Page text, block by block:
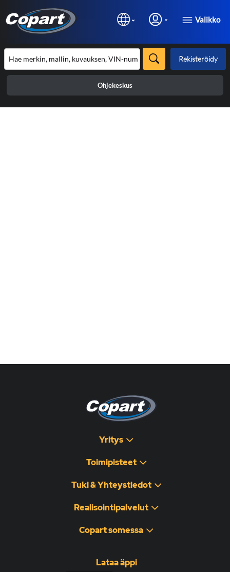
Valikko
Rekisteröidy
Ohjekeskus
Yritys
Toimipisteet
Tuki & Yhteystiedot
Realisointipalvelut
Copart somessa
Lataa äppi